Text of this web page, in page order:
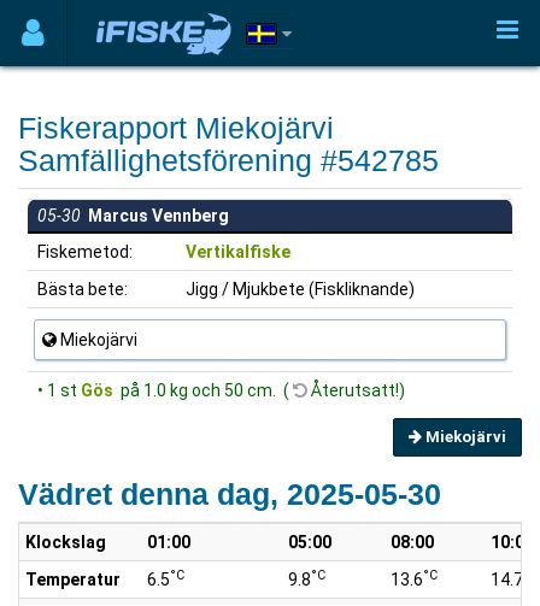
Fiskerapport Miekojärvi
Samfällighetsförening #542785
05-30 Marcus Vennberg
Fiskemetod:
Vertikalfiske
Bästa bete:
Jigg / Mjukbete (Fiskliknande)
Miekojärvi
• 1 st Gös på 1.0 kg och 50 cm. ( Återutsatt!)
Miekojärvi
Vädret denna dag, 2025-05-30
Klockslag 01:00 05:00 08:00
10:00
Temperatur
6.5°C 9.8°C 13.6°C 14.7